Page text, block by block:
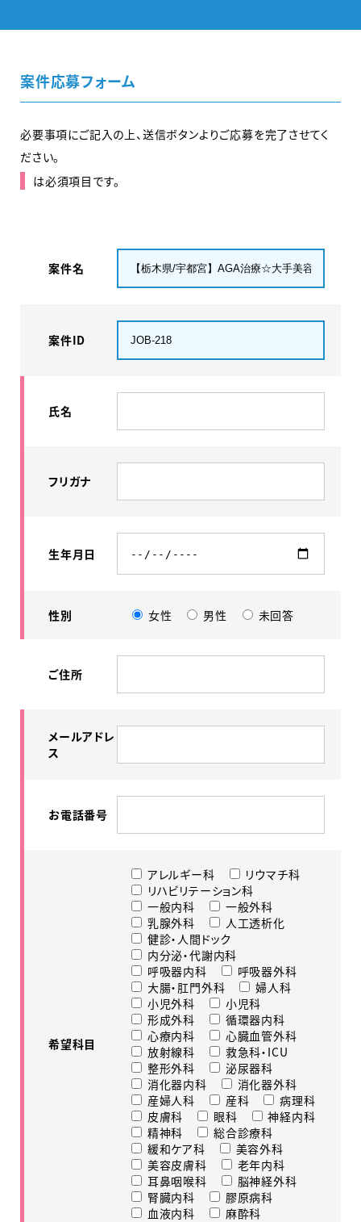
案件応募フォーム
必要事項にご記入の上、送信ボタンよりご応募を完了させてく
ださい。
は必須項目です。
案件名
案件ID
氏名
フリガナ
生年月日
性別 女性 男性 未回答
ご住所
メールアドレ
ス
お電話番号
希望科目
アレルギー科
リウマチ科
リハビリテーション科
一般内科
一般外科
乳腺外科
人工透析化
健診・人間ドック
内分泌・代謝内科
呼吸器内科
呼吸器外科
大腸・肛門外科
婦人科
小児外科
小児科
形成外科
循環器内科
心療内科
心臓血管外科
放射線科
救急科・ICU
整形外科
泌尿器科
消化器内科
消化器外科
産婦人科
産科
病理科
皮膚科
眼科
神経内科
精神科
総合診療科
緩和ケア科
美容外科
美容皮膚科
老年内科
耳鼻咽喉科
脳神経外科
腎臓内科
膠原病科
血液内科
麻酔科